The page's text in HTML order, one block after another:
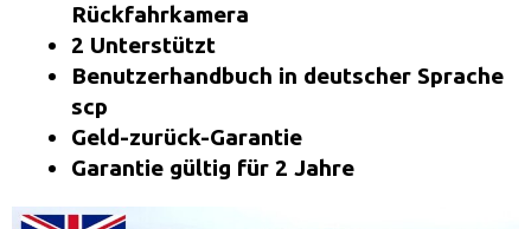
Rückfahrkamera
2 Unterstützt
Benutzerhandbuch in deutscher Sprache
scp
Geld-zurück-Garantie
Garantie gültig für 2 Jahre